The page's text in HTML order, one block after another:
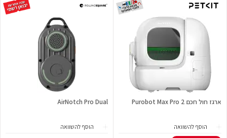
ארגז חול חכם Purobot Max Pro 2
הוסף להשוואה
AirNotch Pro Dual
הוסף להשוואה